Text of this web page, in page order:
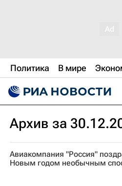
Политика В мире
Архив за
Авиакомпания "Россия"
Новым годом необычным